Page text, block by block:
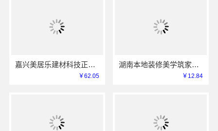
嘉兴美居乐建材科技正规新房装修收费
￥62.05
湖南本地装修美学筑家新房装修省心又省力
￥12.84